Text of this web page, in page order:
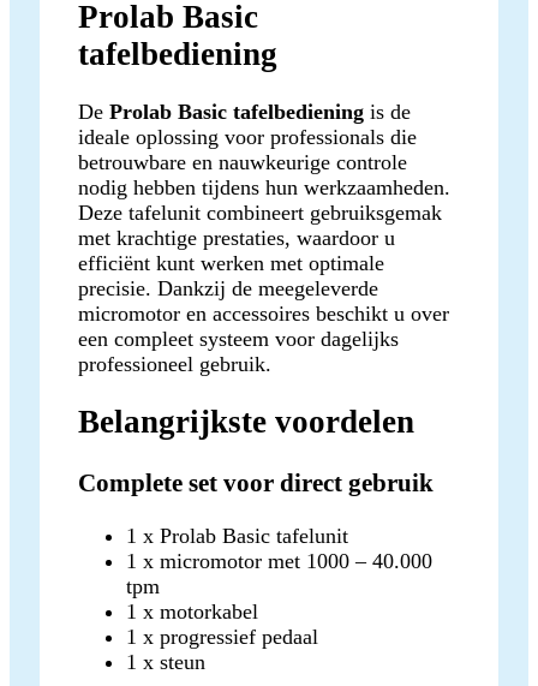
Prolab Basic
tafelbediening
De Prolab Basic tafelbediening is de
ideale oplossing voor professionals die
betrouwbare en nauwkeurige controle
nodig hebben tijdens hun werkzaamheden.
Deze tafelunit combineert gebruiksgemak
met krachtige prestaties, waardoor u
efficiënt kunt werken met optimale
precisie. Dankzij de meegeleverde
micromotor en accessoires beschikt u over
een compleet systeem voor dagelijks
professioneel gebruik.
Belangrijkste voordelen
Complete set voor direct gebruik
1 x Prolab Basic tafelunit
1 x micromotor met 1000 – 40.000
tpm
1 x motorkabel
1 x progressief pedaal
1 x steun